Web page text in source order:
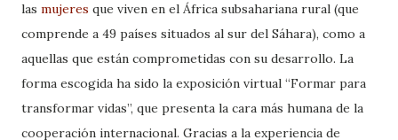
las mujeres que viven en el África subsahariana rural (que
comprende a 49 países situados al sur del Sáhara), como a
aquellas que están comprometidas con su desarrollo. La
forma escogida ha sido la exposición virtual “Formar para
transformar vidas”, que presenta la cara más humana de la
cooperación internacional. Gracias a la experiencia de